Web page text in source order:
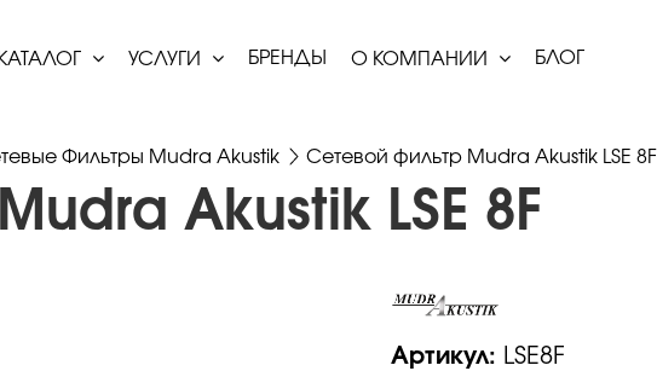
КАТАЛОГ УСЛУГИ БРЕНДЫ О КОМПАНИИ БЛОГ
Фильтры Mudra Akustik Сетевой фильтр Mudra Akustik LSE 8F
Akustik LSE 8F
Артикул: LSE8F